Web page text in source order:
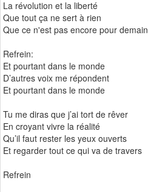
La révolution et la liberté
Que tout ça ne sert à rien
Que ce n'est pas encore pour demain
Refrein:
Et pourtant dans le monde
D’autres voix me répondent
Et pourtant dans le monde
Tu me diras que j’ai tort de rêver
En croyant vivre la réalité
Qu’il faut rester les yeux ouverts
Et regarder tout ce qui va de travers
Refrein